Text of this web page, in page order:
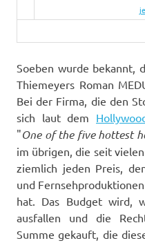
Soeben wurde bekannt,
Thiemeyers Roman
Bei der Firma, die den
sich laut dem
"One of the five hottest
im übrigen, die seit
ziemlich jeden Preis,
und
hat. Das Budget wird,
ausfallen und die
Summe gekauft, die